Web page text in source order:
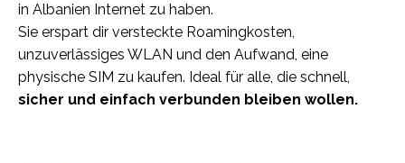
in Albanien Internet zu haben.
Sie erspart dir versteckte Roamingkosten,
unzuverlässiges WLAN und den Aufwand, eine
physische SIM zu kaufen. Ideal für alle, die schnell,
sicher und einfach verbunden bleiben wollen.